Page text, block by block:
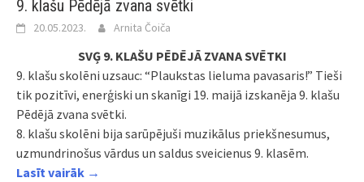
9. klašu Pēdējā zvana svētki
20.05.2023. Arnita Čoiča
SVĢ 9. KLAŠU PĒDĒJĀ ZVANA SVĒTKI
9. klašu skolēni uzsauc: “Plaukstas lieluma pavasaris!” Tieši
tik pozitīvi, enerģiski un skanīgi 19. maijā izskanēja 9. klašu
Pēdējā zvana svētki.
8. klašu skolēni bija sarūpējuši muzikālus priekšnesumus,
uzmundrinošus vārdus un saldus sveicienus 9. klasēm.
Lasīt vairāk →